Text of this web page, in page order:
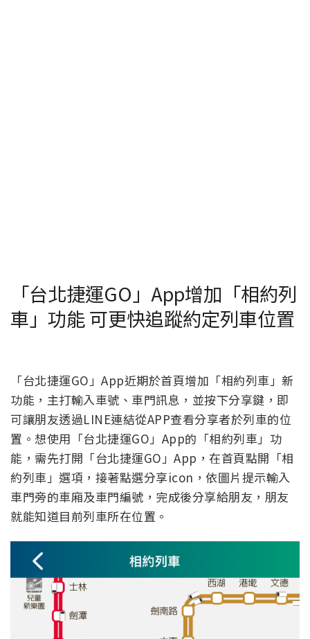
「台北捷運GO」App增加「相約列
車」功能 可更快追蹤約定列車位置
「台北捷運GO」App近期於首頁增加「相約列車」新
功能，主打輸入車號、車門訊息，並按下分享鍵，即
可讓朋友透過LINE連結從APP查看分享者於列車的位
置。想使用「台北捷運GO」App的「相約列車」功
能，需先打開「台北捷運GO」App，在首頁點開「相
約列車」選項，接著點選分享icon，依圖片提示輸入
車門旁的車廂及車門編號，完成後分享給朋友，朋友
就能知道目前列車所在位置。